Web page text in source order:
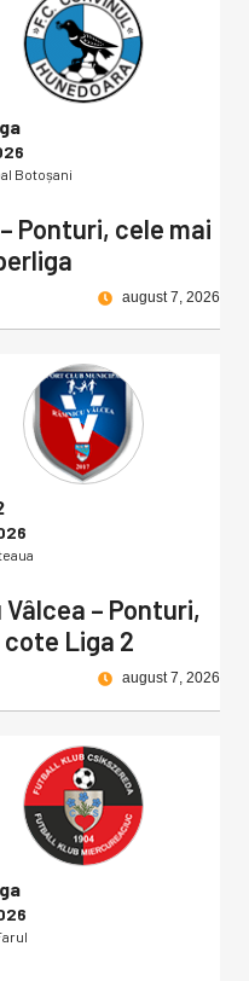
Botoșani
Ponturi, cele mai
august 7, 2026
Vâlcea – Ponturi,
Liga 2
august 7, 2026